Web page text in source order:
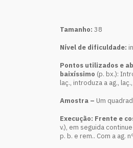
Tamanho: 38
Nível de dificuldade:
Pontos utilizados e
baixíssimo (p. bx.):
laç., introduza a ag.,
Amostra – Um
Execução: Frente e
v.), em seguida
p. b. e rem.. Com a ag.